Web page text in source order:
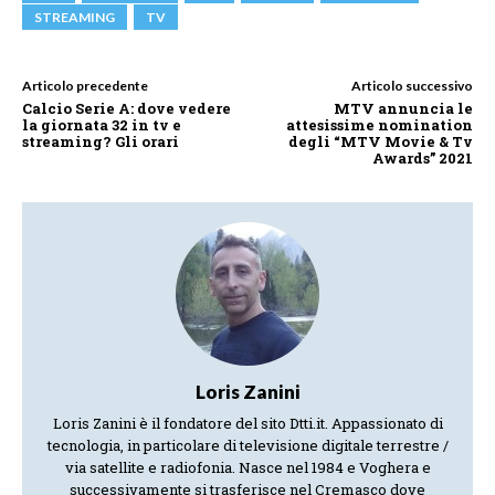
STREAMING
TV
Articolo precedente
Calcio Serie A: dove vedere
la giornata 32 in tv e
streaming? Gli orari
Articolo successivo
MTV annuncia le
attesissime nomination
degli “MTV Movie & Tv
Awards” 2021
Loris Zanini
Loris Zanini è il fondatore del sito Dtti.it. Appassionato di
tecnologia, in particolare di televisione digitale terrestre /
via satellite e radiofonia. Nasce nel 1984 e Voghera e
successivamente si trasferisce nel Cremasco dove